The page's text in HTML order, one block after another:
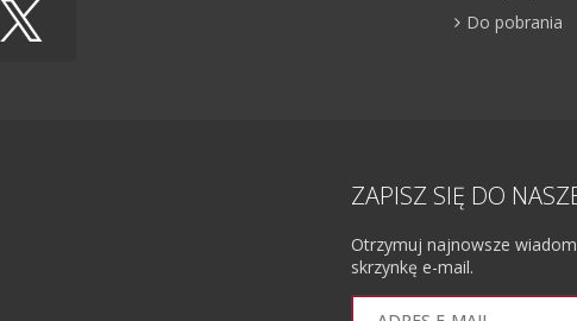
Do pobrania
ZAPISZ SIĘ DO
Otrzymuj najnowsze
skrzynkę e-mail.